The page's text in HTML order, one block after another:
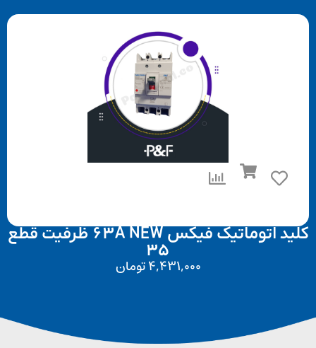
کلید اتوماتیک فیکس 63A NEW ظرفیت قطع
4,431,000تومان